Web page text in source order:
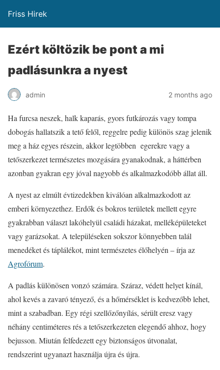
Friss Hirek
Ezért költözik be pont a mi
padlásunkra a nyest
admin 2 months ago
Ha furcsa neszek, halk kaparás, gyors futkározás vagy tompa
dobogás hallatszik a tető felől, reggelre pedig különös szag jelenik
meg a ház egyes részein, akkor legtöbben egerekre vagy a
tetőszerkezet természetes mozgására gyanakodnak, a háttérben
azonban gyakran egy jóval nagyobb és alkalmazkodóbb állat áll.
A nyest az elmúlt évtizedekben kiválóan alkalmazkodott az
emberi környezethez. Erdők és bokros területek mellett egyre
gyakrabban választ lakóhelyül családi házakat, melléképületeket
vagy garázsokat. A településeken sokszor könnyebben talál
menedéket és táplálékot, mint természetes élőhelyén – írja az
Agrofórum.
A padlás különösen vonzó számára. Száraz, védett helyet kínál,
ahol kevés a zavaró tényező, és a hőmérséklet is kedvezőbb lehet,
mint a szabadban. Egy régi szellőzőnyílás, sérült eresz vagy
néhány centiméteres rés a tetőszerkezeten elegendő ahhoz, hogy
bejusson. Miután felfedezett egy biztonságos útvonalat,
rendszerint ugyanazt használja újra és újra.